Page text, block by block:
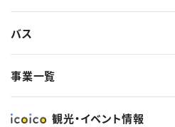
バス
事業一覧
観光・イベント情報